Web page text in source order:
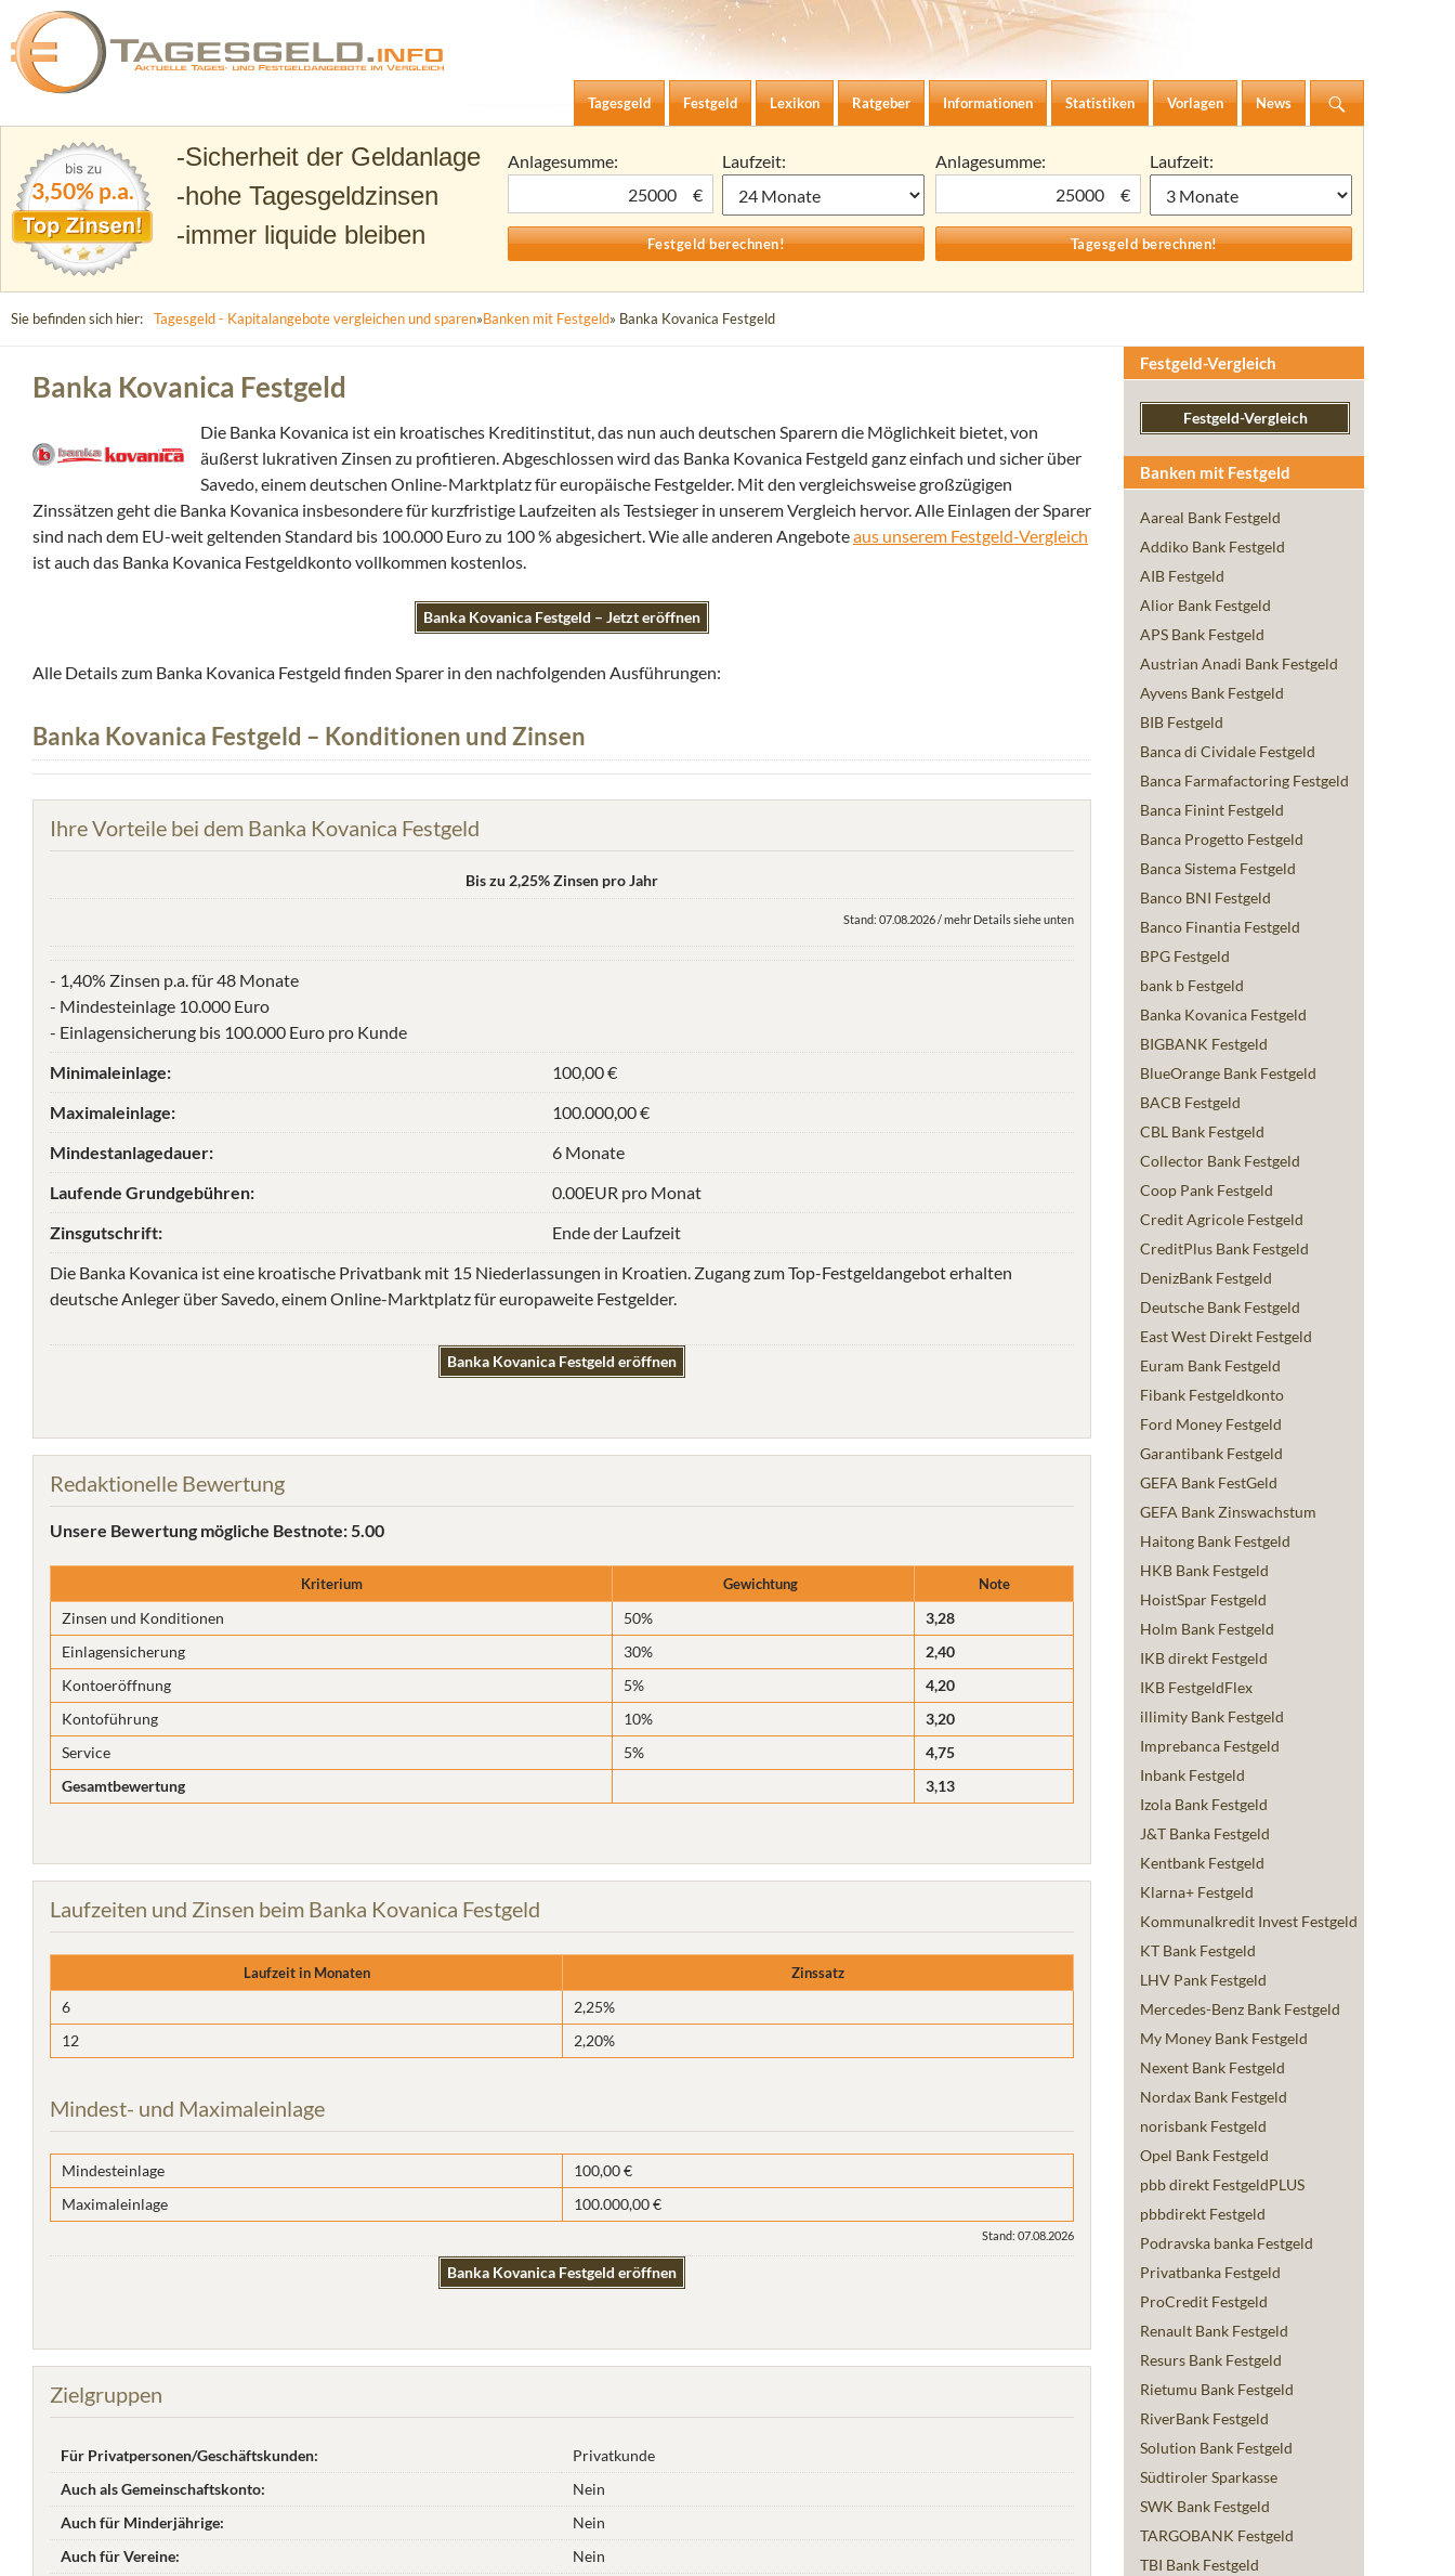
Tagesgeld.info – Tagesgeldkonten vergleichen und Tagesgeld-Zinsen berechnen
Zum Inhalt springen
Tagesgeld
Festgeld Lexikon Ratgeber Informationen Statistiken Vorlagen News
3,50% p.a.
Sicherheit der Geldanlage
hohe Tagesgeldzinsen
immer liquide bleiben
Anlagesumme:
€
Laufzeit:
Anlagesumme:
€
Laufzeit:
Sie befinden sich hier: Tagesgeld - Kapitalangebote vergleichen und sparen»Banken mit Festgeld» Banka Kovanica Festgeld
Banka Kovanica Festgeld
Die Banka Kovanica ist ein kroatisches Kreditinstitut, das nun auch deutschen Sparern die Möglichkeit bietet, von
äußerst lukrativen Zinsen zu profitieren. Abgeschlossen wird das Banka Kovanica Festgeld ganz einfach und sicher über
Savedo, einem deutschen Online-Marktplatz für europäische Festgelder. Mit den vergleichsweise großzügigen
Zinssätzen geht die Banka Kovanica insbesondere für kurzfristige Laufzeiten als Testsieger in unserem Vergleich hervor. Alle Einlagen der Sparer
sind nach dem EU-weit geltenden Standard bis 100.000 Euro zu 100 % abgesichert. Wie alle anderen Angeboteaus unserem Festgeld-Vergleich
ist auch das Banka Kovanica Festgeldkonto vollkommen kostenlos.
Banka Kovanica Festgeld – Jetzt eröffnen
Alle Details zum Banka Kovanica Festgeld finden Sparer in den nachfolgenden Ausführungen:
Banka Kovanica Festgeld – Konditionen und Zinsen
Ihre Vorteile bei dem Banka Kovanica Festgeld
Bis zu 2,25% Zinsen pro Jahr
Stand: 07.08.2026 / mehr Details siehe unten
- 1,40% Zinsen p.a. für 48 Monate
- Mindesteinlage 10.000 Euro
- Einlagensicherung bis 100.000 Euro pro Kunde
Minimaleinlage:
100,00 €
Maximaleinlage:
100.000,00 €
Mindestanlagedauer:
6 Monate
Laufende Grundgebühren:
0.00EUR pro Monat
Zinsgutschrift:
Ende der Laufzeit
Die Banka Kovanica ist eine kroatische Privatbank mit 15 Niederlassungen in Kroatien. Zugang zum Top-Festgeldangebot erhalten
deutsche Anleger über Savedo, einem Online-Marktplatz für europaweite Festgelder.
Banka Kovanica Festgeld eröffnen
Redaktionelle Bewertung
Unsere Bewertung mögliche Bestnote: 5.00
Kriterium Gewichtung Note
Zinsen und Konditionen 50%
3,28
Einlagensicherung
30%
2,40
Kontoeröffnung
5%
4,20
Kontoführung
10%
3,20
Service
5%
4,75
Gesamtbewertung
3,13
Laufzeiten und Zinsen beim Banka Kovanica Festgeld
Laufzeit in Monaten Zinssatz
6
2,25%
12
2,20%
Mindest- und Maximaleinlage
Mindesteinlage
100,00 €
Maximaleinlage
100.000,00 €
Stand: 07.08.2026
Banka Kovanica Festgeld eröffnen
Zielgruppen
Für Privatpersonen/Geschäftskunden:
Privatkunde
Auch als Gemeinschaftskonto:
Nein
Auch für Minderjährige:
Nein
Auch für Vereine:
Nein
Festgeld-Vergleich
Festgeld-Vergleich
Banken mit Festgeld
Aareal Bank Festgeld
Addiko Bank Festgeld
AIB Festgeld
Alior Bank Festgeld
APS Bank Festgeld
Austrian Anadi Bank Festgeld
Ayvens Bank Festgeld
BIB Festgeld
Banca di Cividale Festgeld
Banca Farmafactoring Festgeld
Banca Finint Festgeld
Banca Progetto Festgeld
Banca Sistema Festgeld
Banco BNI Festgeld
Banco Finantia Festgeld
BPG Festgeld
bank b Festgeld
Banka Kovanica Festgeld
BIGBANK Festgeld
BlueOrange Bank Festgeld
BACB Festgeld
CBL Bank Festgeld
Collector Bank Festgeld
Coop Pank Festgeld
Credit Agricole Festgeld
CreditPlus Bank Festgeld
DenizBank Festgeld
Deutsche Bank Festgeld
East West Direkt Festgeld
Euram Bank Festgeld
Fibank Festgeldkonto
Ford Money Festgeld
Garantibank Festgeld
GEFA Bank FestGeld
GEFA Bank Zinswachstum
Haitong Bank Festgeld
HKB Bank Festgeld
HoistSpar Festgeld
Holm Bank Festgeld
IKB direkt Festgeld
IKB FestgeldFlex
illimity Bank Festgeld
Imprebanca Festgeld
Inbank Festgeld
Izola Bank Festgeld
J&T Banka Festgeld
Kentbank Festgeld
Klarna+ Festgeld
Kommunalkredit Invest Festgeld
KT Bank Festgeld
LHV Pank Festgeld
Mercedes-Benz Bank Festgeld
My Money Bank Festgeld
Nexent Bank Festgeld
Nordax Bank Festgeld
norisbank Festgeld
Opel Bank Festgeld
pbb direkt FestgeldPLUS
pbbdirekt Festgeld
Podravska banka Festgeld
Privatbanka Festgeld
ProCredit Festgeld
Renault Bank Festgeld
Resurs Bank Festgeld
Rietumu Bank Festgeld
RiverBank Festgeld
Solution Bank Festgeld
Südtiroler Sparkasse
SWK Bank Festgeld
TARGOBANK Festgeld
TBI Bank Festgeld